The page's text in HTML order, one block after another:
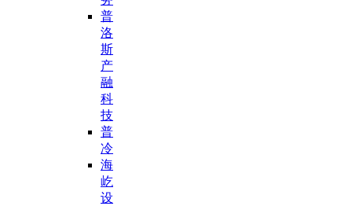
普
洛
斯
产
融
科
技
普
冷
海
屹
设